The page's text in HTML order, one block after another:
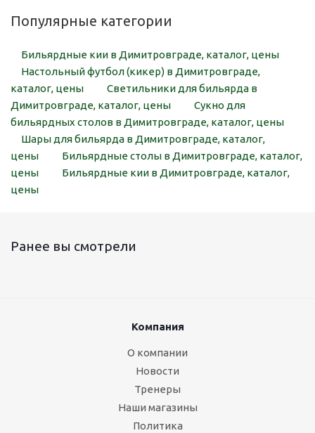
Популярные категории
Бильярдные кии в Димитровграде, каталог, цены
Настольный футбол (кикер) в Димитровграде,
каталог, цены
Светильники для бильярда в
Димитровграде, каталог, цены
Сукно для
бильярдных столов в Димитровграде, каталог, цены
Шары для бильярда в Димитровграде, каталог,
цены
Бильярдные столы в Димитровграде, каталог,
цены
Бильярдные кии в Димитровграде, каталог,
цены
Ранее вы смотрели
Компания
О компании
Новости
Тренеры
Наши магазины
Политика